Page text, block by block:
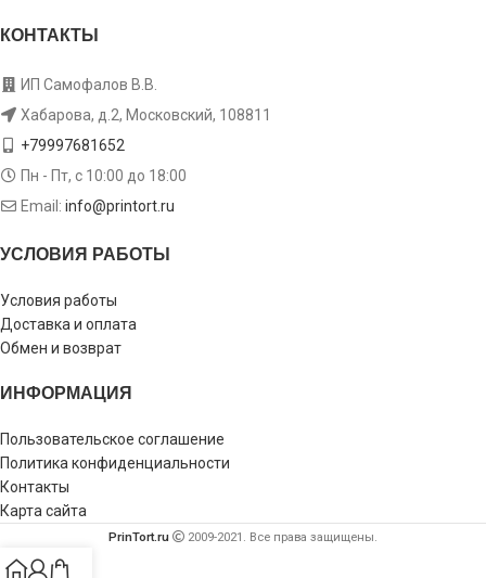
КОНТАКТЫ
ИП Самофалов В.В.
Хабарова, д.2, Московский, 108811
+79997681652
Пн - Пт, с 10:00 до 18:00
Email: info@printort.ru
УСЛОВИЯ РАБОТЫ
Условия работы
Доставка и оплата
Обмен и возврат
ИНФОРМАЦИЯ
Пользовательское соглашение
Политика конфиденциальности
Контакты
Карта сайта
PrinTort.ru 2009-2021. Все права защищены.